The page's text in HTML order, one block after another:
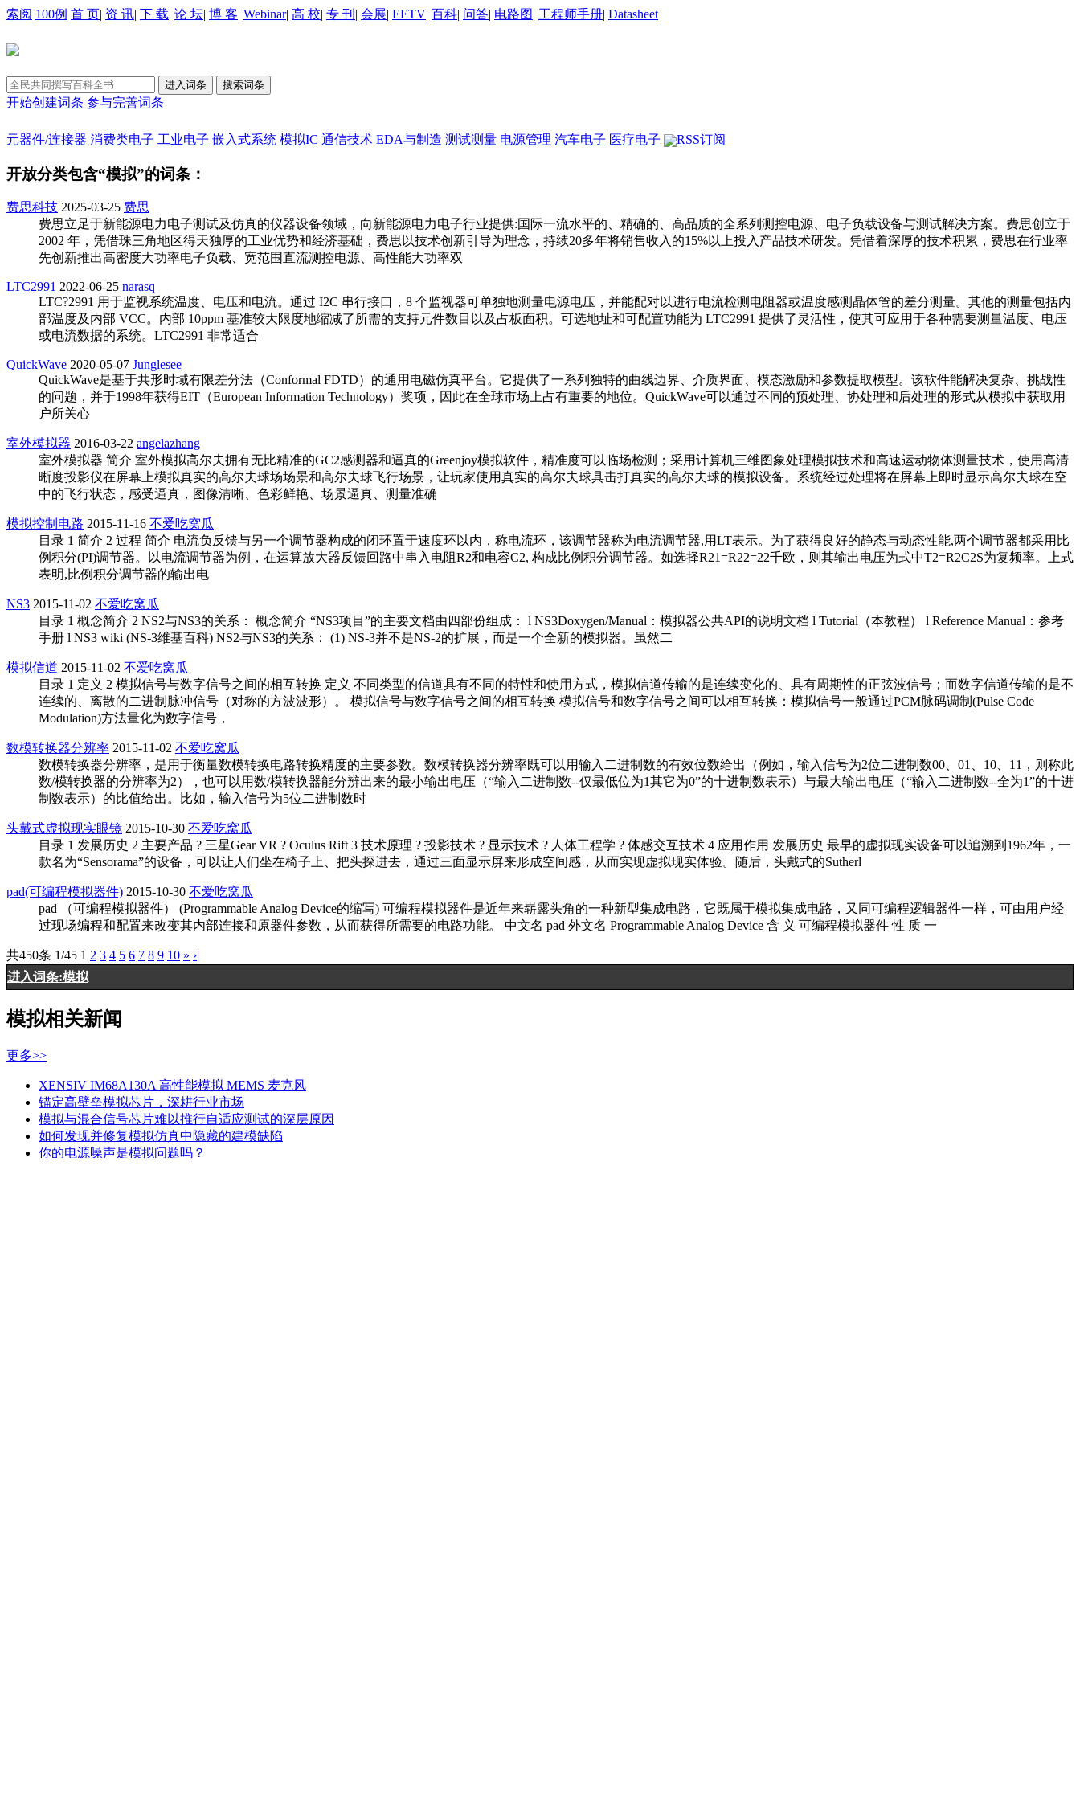
索阅 100例 首 页| 资 讯| 下 载| 论 坛| 博 客| Webinar| 高 校| 专 刊 | 会展| EETV| 百科| 问答| 电路图| 工程师手册| Datasheet
开始创建词条 参与完善词条
元器件/连接器 消费类电子 工业电子 嵌入式系统 模拟IC 通信技术 EDA与制造 测试测量 电源管理 汽车电子 医疗电子 RSS订阅
开放分类包含“模拟”的词条：
费思科技 2025-03-25 费思
费思立足于新能源电力电子测试及仿真的仪器设备领域，向新能源电力电子行业提供:国际一流水平的、精确的、高品质的全系列测控电源、电子负载设备与测试解决方案。费思创立于
2002 年，凭借珠三角地区得天独厚的工业优势和经济基础，费思以技术创新引导为理念，持续20多年将销售收入的15%以上投入产品技术研发。凭借着深厚的技术积累，费思在行业率
先创新推出高密度大功率电子负载、宽范围直流测控电源、高性能大功率双
LTC2991 2022-06-25 narasq
LTC?2991 用于监视系统温度、电压和电流。通过 I2C 串行接口，8 个监视器可单独地测量电源电压，并能配对以进行电流检测电阻器或温度感测晶体管的差分测量。其他的测量包括内
部温度及内部 VCC。内部 10ppm 基准较大限度地缩减了所需的支持元件数目以及占板面积。可选地址和可配置功能为 LTC2991 提供了灵活性，使其可应用于各种需要测量温度、电压
或电流数据的系统。LTC2991 非常适合
QuickWave 2020-05-07 Junglesee
QuickWave是基于共形时域有限差分法（Conformal FDTD）的通用电磁仿真平台。它提供了一系列独特的曲线边界、介质界面、模态激励和参数提取模型。该软件能解决复杂、挑战性
的问题，并于1998年获得EIT（European Information Technology）奖项，因此在全球市场上占有重要的地位。QuickWave可以通过不同的预处理、协处理和后处理的形式从模拟中获取用
户所关心
室外模拟器 2016-03-22 angelazhang
室外模拟器 简介 室外模拟高尔夫拥有无比精准的GC2感测器和逼真的Greenjoy模拟软件，精准度可以临场检测；采用计算机三维图象处理模拟技术和高速运动物体测量技术，使用高清
晰度投影仪在屏幕上模拟真实的高尔夫球场场景和高尔夫球飞行场景，让玩家使用真实的高尔夫球具击打真实的高尔夫球的模拟设备。系统经过处理将在屏幕上即时显示高尔夫球在空
中的飞行状态，感受逼真，图像清晰、色彩鲜艳、场景逼真、测量准确
模拟控制电路 2015-11-16 不爱吃窝瓜
目录 1 简介 2 过程 简介 电流负反馈与另一个调节器构成的闭环置于速度环以内，称电流环，该调节器称为电流调节器,用LT表示。为了获得良好的静态与动态性能,两个调节器都采用比
例积分(PI)调节器。以电流调节器为例，在运算放大器反馈回路中串入电阻R2和电容C2, 构成比例积分调节器。如选择R21=R22=22千欧，则其输出电压为式中T2=R2C2S为复频率。上式
表明,比例积分调节器的输出电
NS3 2015-11-02 不爱吃窝瓜
目录 1 概念简介 2 NS2与NS3的关系： 概念简介 “NS3项目”的主要文档由四部份组成： l NS3Doxygen/Manual：模拟器公共API的说明文档 l Tutorial（本教程） l Reference Manual：参考
手册 l NS3 wiki (NS-3维基百科) NS2与NS3的关系： (1) NS-3并不是NS-2的扩展，而是一个全新的模拟器。虽然二
模拟信道 2015-11-02 不爱吃窝瓜
目录 1 定义 2 模拟信号与数字信号之间的相互转换 定义 不同类型的信道具有不同的特性和使用方式，模拟信道传输的是连续变化的、具有周期性的正弦波信号；而数字信道传输的是不
连续的、离散的二进制脉冲信号（对称的方波波形）。 模拟信号与数字信号之间的相互转换 模拟信号和数字信号之间可以相互转换：模拟信号一般通过PCM脉码调制(Pulse Code
Modulation)方法量化为数字信号，
数模转换器分辨率 2015-11-02 不爱吃窝瓜
数模转换器分辨率，是用于衡量数模转换电路转换精度的主要参数。数模转换器分辨率既可以用输入二进制数的有效位数给出（例如，输入信号为2位二进制数00、01、10、11，则称此
数/模转换器的分辨率为2），也可以用数/模转换器能分辨出来的最小输出电压（“输入二进制数--仅最低位为1其它为0”的十进制数表示）与最大输出电压（“输入二进制数--全为1”的十进
制数表示）的比值给出。比如，输入信号为5位二进制数时
头戴式虚拟现实眼镜 2015-10-30 不爱吃窝瓜
目录 1 发展历史 2 主要产品 ? 三星Gear VR ? Oculus Rift 3 技术原理 ? 投影技术 ? 显示技术 ? 人体工程学 ? 体感交互技术 4 应用作用 发展历史 最早的虚拟现实设备可以追溯到1962年，一
款名为“Sensorama”的设备，可以让人们坐在椅子上、把头探进去，通过三面显示屏来形成空间感，从而实现虚拟现实体验。随后，头戴式的Sutherl
pad(可编程模拟器件) 2015-10-30 不爱吃窝瓜
pad （可编程模拟器件） (Programmable Analog Device的缩写) 可编程模拟器件是近年来崭露头角的一种新型集成电路，它既属于模拟集成电路，又同可编程逻辑器件一样，可由用户经
过现场编程和配置来改变其内部连接和原器件参数，从而获得所需要的电路功能。 中文名 pad 外文名 Programmable Analog Device 含 义 可编程模拟器件 性 质 一
共450条 1/45 1 2 3 4 5 6 7 8 9 10 » ›|
进入词条:模拟
模拟相关新闻
更多>>
XENSIV IM68A130A 高性能模拟 MEMS 麦克风
锚定高壁垒模拟芯片，深耕行业市场
模拟与混合信号芯片难以推行自适应测试的深层原因
如何发现并修复模拟仿真中隐藏的建模缺陷
你的电源噪声是模拟问题吗？